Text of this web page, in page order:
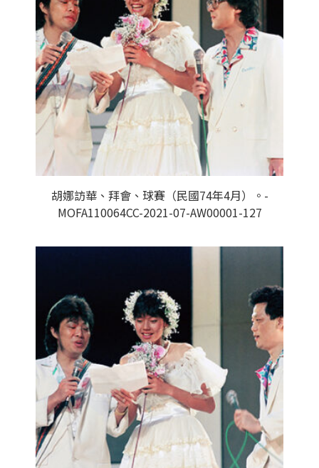
胡娜訪華、拜會、球賽（民國74年4月）。-
MOFA110064CC-2021-07-AW00001-127